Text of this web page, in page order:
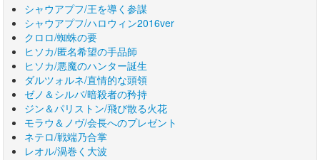
シャウアプフ/王を導く参謀
シャウアプフ/ハロウィン2016ver
クロロ/蜘蛛の要
ヒソカ/匿名希望の手品師
ヒソカ/悪魔のハンター誕生
ダルツォルネ/直情的な頭領
ゼノ＆シルバ/暗殺者の矜持
ジン＆パリストン/飛び散る火花
モラウ＆ノヴ/会長へのプレゼント
ネテロ/戦端乃合掌
レオル/渦巻く大波